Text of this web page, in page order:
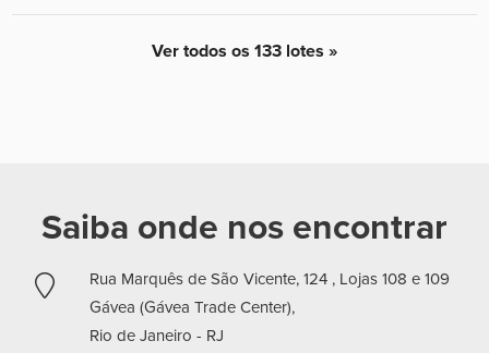
Ver todos os 133 lotes »
Saiba onde nos encontrar
Rua Marquês de São Vicente, 124 , Lojas 108 e 109
Gávea (Gávea Trade Center),
Rio de Janeiro - RJ